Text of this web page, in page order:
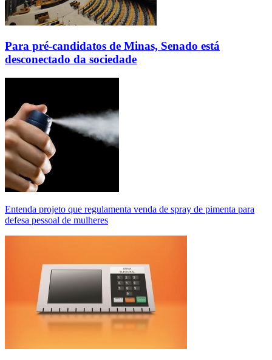
Para pré-candidatos de Minas, Senado está
desconectado da sociedade
Entenda projeto que regulamenta venda de spray de pimenta para
defesa pessoal de mulheres